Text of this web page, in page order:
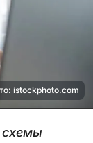
istockphoto.com